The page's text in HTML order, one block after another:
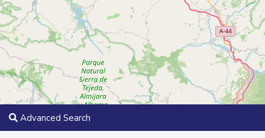
Advanced Search